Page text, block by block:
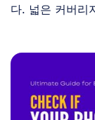
다. 넓은 커버리